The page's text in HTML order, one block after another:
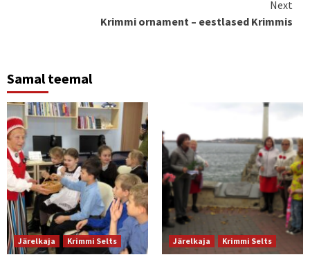
Next
Krimmi ornament – eestlased Krimmis
Samal teemal
Järelkaja Krimmi Selts Järelkaja Krimmi Selts